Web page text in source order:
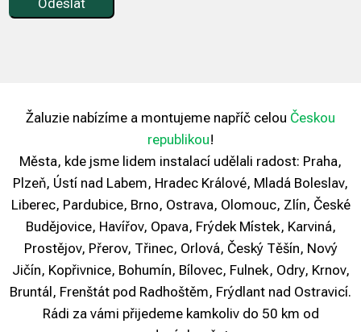
Žaluzie nabízíme a montujeme napříč celou Českou
republikou!
Města, kde jsme lidem instalací udělali radost: Praha,
Plzeň, Ústí nad Labem, Hradec Králové, Mladá Boleslav,
Liberec, Pardubice, Brno, Ostrava, Olomouc, Zlín, České
Budějovice, Havířov, Opava, Frýdek Místek, Karviná,
Prostějov, Přerov, Třinec, Orlová, Český Těšín, Nový
Jičín, Kopřivnice, Bohumín, Bílovec, Fulnek, Odry, Krnov,
Bruntál, Frenštát pod Radhoštěm, Frýdlant nad Ostravicí.
Rádi za vámi přijedeme kamkoliv do 50 km od